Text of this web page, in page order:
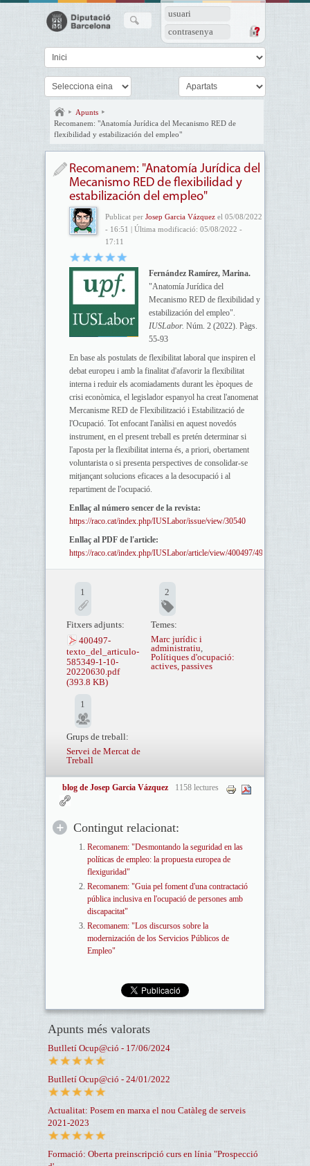
usuari
contrasenya
Apunts
Recomanem: "Anatomía Jurídica del Mecanismo RED de
flexibilidad y estabilización del empleo"
Recomanem: "Anatomía Jurídica del
Mecanismo RED de flexibilidad y
estabilización del empleo"
Publicat per Josep Garcia Vázquezel 05/08/2022
- 16:51 | Última modificació: 05/08/2022 -
17:11
Fernández Ramírez, Marina.
"Anatomía Jurídica del
Mecanismo RED de flexibilidad y
estabilización del empleo".
IUSLabor. Núm. 2 (2022). Pàgs.
55-93
En base als postulats de flexibilitat laboral que inspiren el
debat europeu i amb la finalitat d'afavorir la flexibilitat
interna i reduir els acomiadaments durant les èpoques de
crisi econòmica, el legislador espanyol ha creat l'anomenat
Mercanisme RED de Flexibilització i Estabilització de
l'Ocupació. Tot enfocant l'anàlisi en aquest novedós
instrument, en el present treball es pretén determinar si
l'aposta per la flexibilitat interna és, a priori, obertament
voluntarista o si presenta perspectives de consolidar-se
mitjançant solucions eficaces a la desocupació i al
repartiment de l'ocupació.
Enllaç al número sencer de la revista:
https://raco.cat/index.php/IUSLabor/issue/view/30540
Enllaç al PDF de l'article:
https://raco.cat/index.php/IUSLabor/article/view/400497/495819
1
Fitxers adjunts:
400497-
texto_del_articulo-
585349-1-10-
20220630.pdf
(393.8 KB)
2
Temes:
Marc jurídic i
administratiu,
Polítiques d'ocupació:
actives, passives
1
Grups de treball:
Servei de Mercat de
Treball
blog de Josep Garcia Vázquez 1158 lectures
Contingut relacionat:
Recomanem: "Desmontando la seguridad en las
políticas de empleo: la propuesta europea de
flexiguridad"
Recomanem: "Guia pel foment d'una contractació
pública inclusiva en l'ocupació de persones amb
discapacitat"
Recomanem: "Los discursos sobre la
modernización de los Servicios Públicos de
Empleo"
Apunts més valorats
Butlletí Ocup@ció - 17/06/2024
Butlletí Ocup@ció - 24/01/2022
Actualitat: Posem en marxa el nou Catàleg de serveis
2021-2023
Formació: Oberta preinscripció curs en línia "Prospecció